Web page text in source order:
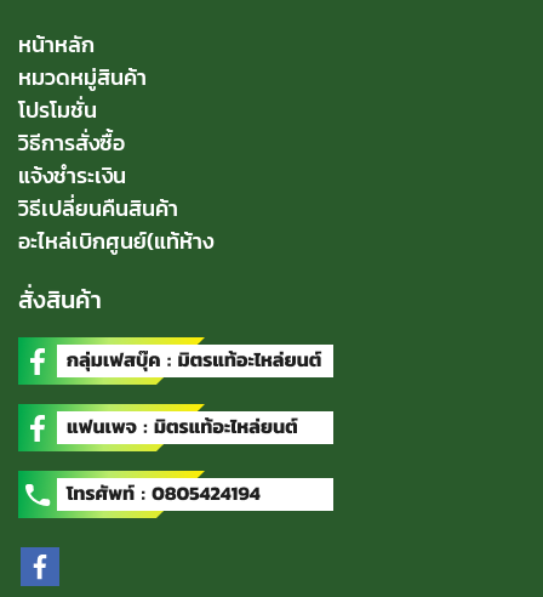
หน้าหลัก
หมวดหมู่สินค้า
โปรโมชั่น
วิธีการสั่งซื้อ
แจ้งชำระเงิน
วิธีเปลี่ยนคืนสินค้า
อะไหล่เบิกศูนย์(แท้ห้าง
สั่งสินค้า